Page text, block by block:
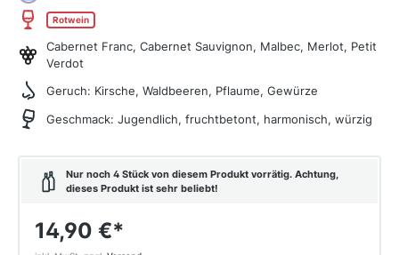
Rotwein
Cabernet Franc, Cabernet Sauvignon, Malbec, Merlot, Petit
Verdot
Geruch: Kirsche, Waldbeeren, Pflaume, Gewürze
Geschmack: Jugendlich, fruchtbetont, harmonisch, würzig
Nur noch 4 Stück von diesem Produkt vorrätig. Achtung,
dieses Produkt ist sehr beliebt!
14,90 €*